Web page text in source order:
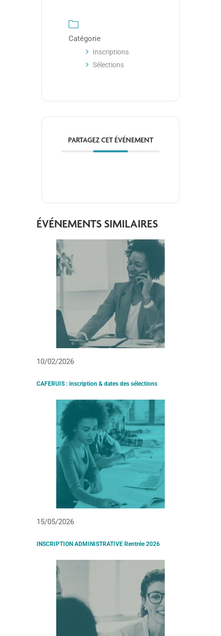
Catégorie
Inscriptions
Sélections
PARTAGEZ CET ÉVÉNEMENT
ÉVÉNEMENTS SIMILAIRES
10/02/2026
CAFERUIS : inscription & dates des sélections
15/05/2026
INSCRIPTION ADMINISTRATIVE Rentrée 2026